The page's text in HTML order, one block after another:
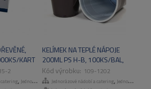
KART
2
catering, Jednorázové příbory, brčka, míchátka
KELÍMEK NA TEPLÉ NÁPOJE
200ML PS H-B, 100KS/BAL,
3000KS/KART 109-1202
Jednorázové nádobí a catering, Jednorázové kelímky